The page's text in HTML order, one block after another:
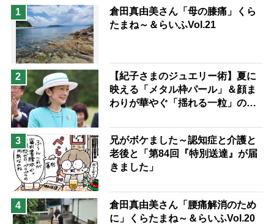
猫が母になつきません
息子の遠距離介護サバイバル術
兄がボケました
予防法
1
倉田真由美さん「母の膝痛」くら
たまね～＆らいふVol.21
2
【紀子さまのジュエリー術】夏に
映える「メタル枠パール」＆顔ま
わりが華やぐ「揺れる一粒」の使
3
兄がボケました～認知症と介護と
老後と「第84回『特別送達』が届
きました」
4
倉田真由美さん「腰痛解消のため
に」くらたまね～＆らいふVol.20